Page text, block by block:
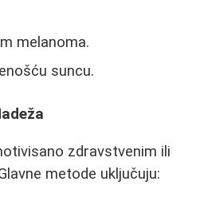
melanoma.
suncu.
zdravstvenim ili
metode uključuju: